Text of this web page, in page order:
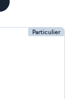
Particulier